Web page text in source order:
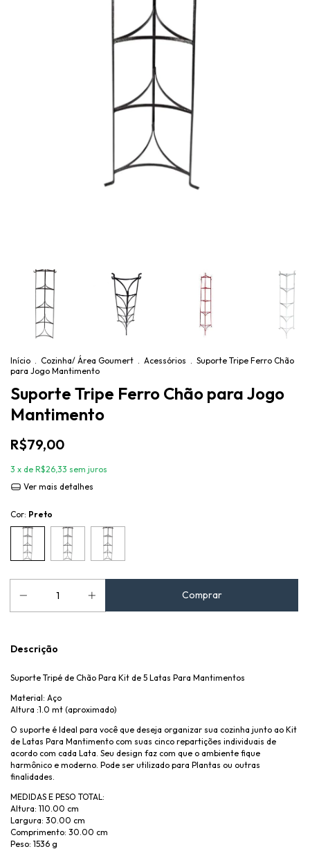
Início . Cozinha/ Área Goumert . Acessórios . Suporte Tripe Ferro Chão
para Jogo Mantimento
Suporte Tripe Ferro Chão para Jogo
Mantimento
R$79,00
3 x de R$26,33 sem juros
Ver mais detalhes
Cor: Preto
Descrição
Suporte Tripé de Chão Para Kit de 5 Latas Para Mantimentos
Material: Aço
Altura :1.0 mt (aproximado)
O suporte é Ideal para você que deseja organizar sua cozinha junto ao Kit
de Latas Para Mantimento com suas cinco repartições individuais de
acordo com cada Lata. Seu design faz com que o ambiente fique
harmônico e moderno. Pode ser utilizado para Plantas ou outras
finalidades.
MEDIDAS E PESO TOTAL:
Altura: 110.00 cm
Largura: 30.00 cm
Comprimento: 30.00 cm
Peso: 1536 g